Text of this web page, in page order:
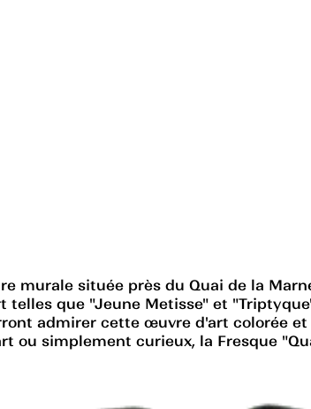
murale située près du Quai de la
que "Jeune Metisse" et
admirer cette œuvre d'art colorée
ou simplement curieux, la Fresque